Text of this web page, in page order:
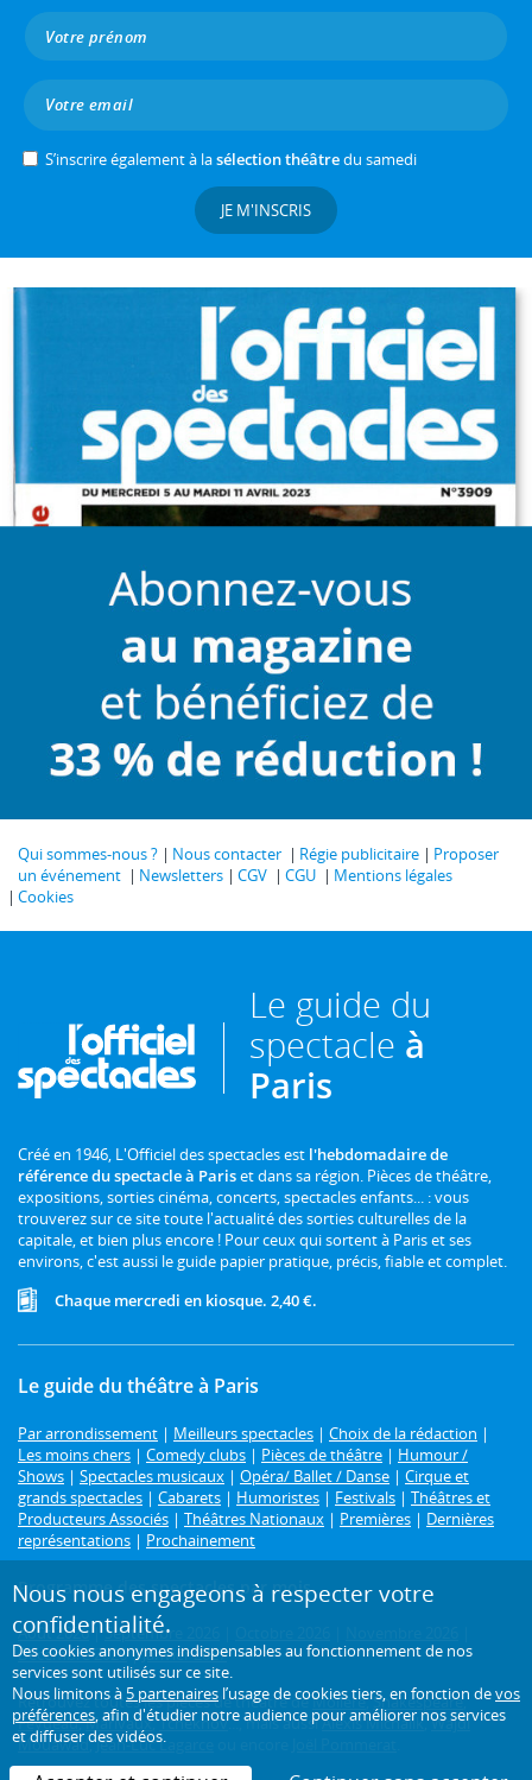
S’inscrire également à lasélection théâtredu samedi
JE M'INSCRIS
Qui sommes-nous ? Nous contacter Régie publicitaire
Proposer
un événement
Newsletters CGV CGU
Mentions légales
Cookies
Le guide du
spectacle à
Paris
Créé en 1946, L'Officiel des spectacles est l'hebdomadaire de
référence du spectacle à Pariset dans sa région. Pièces de théâtre,
expositions, sorties cinéma, concerts, spectacles enfants... : vous
trouverez sur ce site toute l'actualité des sorties culturelles de la
capitale, et bien plus encore ! Pour ceux qui sortent à Paris et ses
environs, c'est aussi le guide papier pratique, précis, fiable et complet.
Chaque mercredi en kiosque. 2,40 €.
Le guide du théâtre à Paris
Par arrondissement | Meilleurs spectacles | Choix de la rédaction |
Les moins chers | Comedy clubs | Pièces de théâtre | Humour /
Shows | Spectacles musicaux | Opéra/ Ballet / Danse | Cirque et
grands spectacles | Cabarets | Humoristes | Festivals | Théâtres et
Producteurs Associés | Théâtres Nationaux | Premières | Dernières
représentations | Prochainement
Programme des spectacles par mois
Août 2026|Septembre 2026
Décembre 2026|Janvier 2027
Retrouvez toutes les pièces de théâtre deMolière,Shakespeare,
Feydeau,Marivaux,Tchekhov..., mais aussiAlexis Michalik,Wajdi
Mouawad,Jean-Luc Lagarce
Nous nous engageons à respecter votre
confidentialité.
Des cookies anonymes indispensables au fonctionnement de nos
services sont utilisés sur ce site.
Nous limitons à 5 partenaires l’usage de cookies tiers, en fonction devos
préférences, afin d'étudier notre audience pour améliorer nos services
et diffuser des vidéos.